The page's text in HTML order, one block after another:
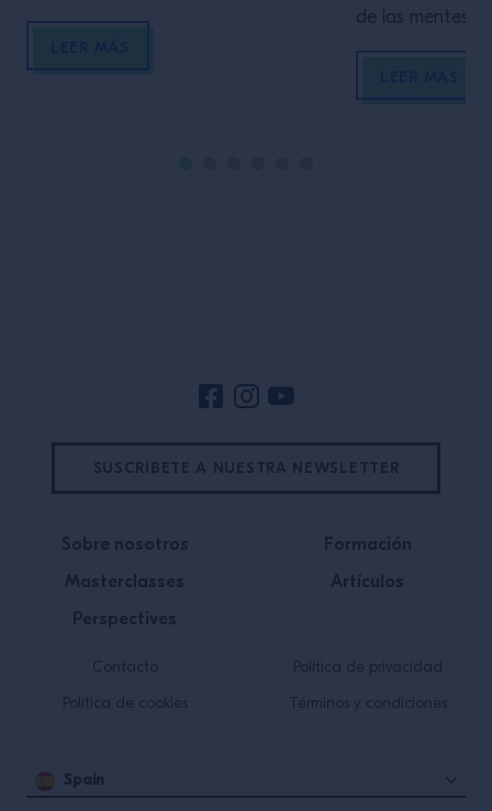
antes de que el concepto de «cocina
nuestro guía en este viaje por la
de las mentes
panorama
deseo de
Sobre nosotros
Masterclasses
Perspectives
Formación
Artículos
Contacto
Política de cookies
Política de privacidad
Términos y condiciones
Spain
SUSCRÍBETE A NUESTRA NEWSLETTER